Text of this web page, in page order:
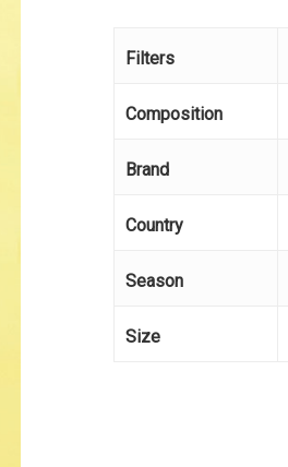
Filters
Composition
Brand
Country
Season
Size